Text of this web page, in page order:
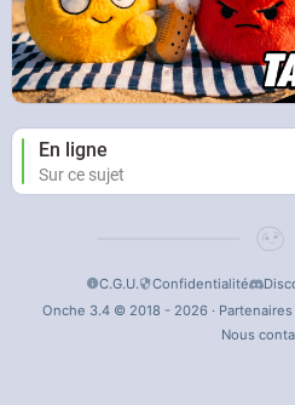
En ligne
Sur ce sujet
C.G.U. Confidentialité
Onche 3.4 © 2018 - 2026 · Partenaires
Nous